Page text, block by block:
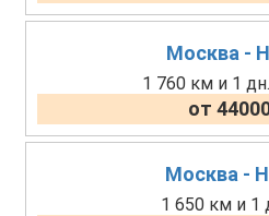
Москва -
1 760 км и 1
от
Москва -
1 650 км и 1